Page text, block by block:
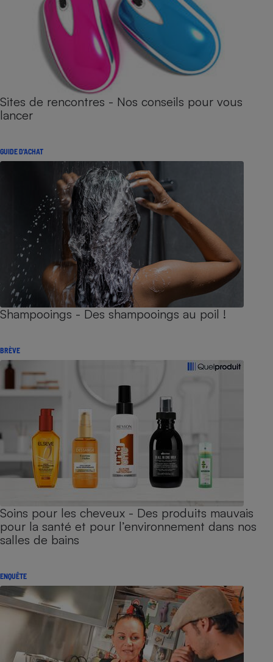
Sites de rencontres - Nos conseils pour vous
lancer
GUIDE D'ACHAT
Shampooings - Des shampooings au poil !
BRÈVE
Soins pour les cheveux - Des produits mauvais
pour la santé et pour l’environnement dans nos
salles de bains
ENQUÊTE